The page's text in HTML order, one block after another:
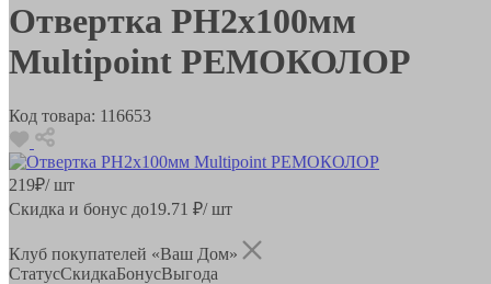
Отвертка PH2х100мм
Multipoint РЕМОКОЛОР
Код товара: 116653
219₽/ шт
Скидка и бонус до19.71 ₽/ шт
Клуб покупателей «Ваш Дом»
СтатусСкидкаБонусВыгода